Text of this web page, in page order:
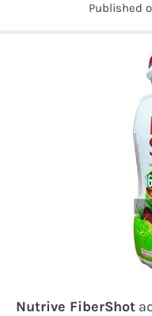
Published
Nutrive FiberShot